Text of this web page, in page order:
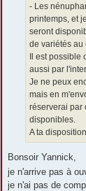
- Les
printemps, et
seront
de variétés au
Il est possible
aussi par
Je ne peux
mais en
réserverai par
disponibles.
A ta disposition.
Bonsoir Yannick,
je n'arrive pas à
je n'ai pas de